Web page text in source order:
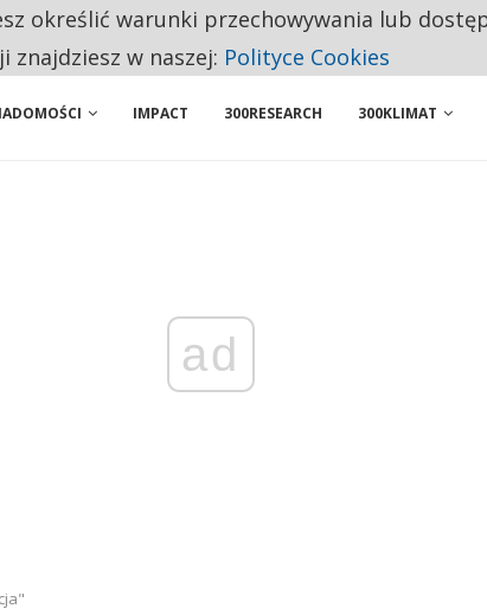
FIRMĘ. INNYM JUŻ TAK ŁATWO JEJ NIE POLECAJĄ
IMPACT 300RESEARCH 300KLIMAT
ad
określić warunki przechowywania lub
znajdziesz w naszej: Polityce Cookies